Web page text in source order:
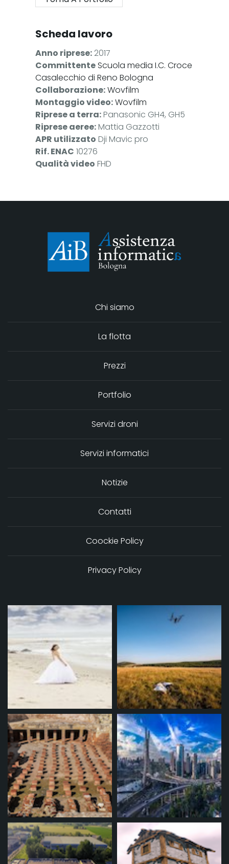
Scheda lavoro
Anno riprese: 2017
CommittenteScuola media I.C. Croce
Casalecchio di Reno Bologna
Collaborazione:Wovfilm
Montaggio video:Wovfilm
Riprese a terra:Panasonic GH4, GH5
Riprese aeree:Mattia Gazzotti
APR utilizzato Dji Mavic pro
Rif. ENAC 10276
Qualità video FHD
Chi siamo
La flotta
Prezzi
Portfolio
Servizi droni
Servizi informatici
Notizie
Contatti
Coockie Policy
Privacy Policy